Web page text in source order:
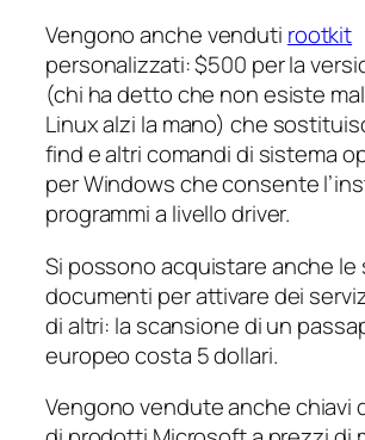
Vengono anche venduti rootkit
personalizzati: $500 per la
(chi ha detto che non esiste
Linux alzi la mano) che
find e altri comandi di sistema
per Windows che consente
programmi a livello driver.
Si possono acquistare anche le
documenti per attivare dei
di altri: la scansione di un
europeo costa 5 dollari.
Vengono vendute anche chiavi